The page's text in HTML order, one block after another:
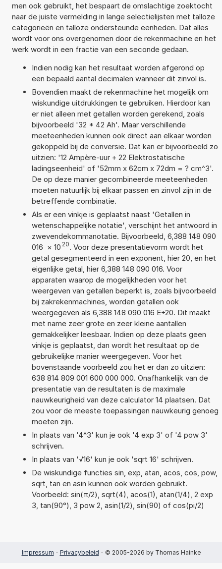
men ook gebruikt, het bespaart de omslachtige zoektocht
naar de juiste vermelding in lange selectielijsten met talloze
categorieën en talloze ondersteunde eenheden. Dat alles
wordt voor ons overgenomen door de rekenmachine en het
werk wordt in een fractie van een seconde gedaan.
Indien nodig kan het resultaat worden afgerond op
een bepaald aantal decimalen wanneer dit zinvol is.
Bovendien maakt de rekenmachine het mogelijk om
wiskundige uitdrukkingen te gebruiken. Hierdoor kan
er niet alleen met getallen worden gerekend, zoals
bijvoorbeeld '32 * 42 Ah'. Maar verschillende
meeteenheden kunnen ook direct aan elkaar worden
gekoppeld bij de conversie. Dat kan er bijvoorbeeld zo
uitzien: '12 Ampère-uur + 22 Elektrostatische
ladingseenheid' of '52mm x 62cm x 72dm = ? cm^3'.
De op deze manier gecombineerde meeteenheden
moeten natuurlijk bij elkaar passen en zinvol zijn in de
betreffende combinatie.
Als er een vinkje is geplaatst naast 'Getallen in
wetenschappelijke notatie', verschijnt het antwoord in
zwevendekommanotatie. Bijvoorbeeld, 6,388 148 090
016 × 10 20. Voor deze presentatievorm wordt het
getal gesegmenteerd in een exponent, hier 20, en het
eigenlijke getal, hier 6,388 148 090 016. Voor
apparaten waarop de mogelijkheden voor het
weergeven van getallen beperkt is, zoals bijvoorbeeld
bij zakrekenmachines, worden getallen ook
weergegeven als 6,388 148 090 016 E+20. Dit maakt
met name zeer grote en zeer kleine aantallen
gemakkelijker leesbaar. Indien op deze plaats geen
vinkje is geplaatst, dan wordt het resultaat op de
gebruikelijke manier weergegeven. Voor het
bovenstaande voorbeeld zou het er dan zo uitzien:
638 814 809 001 600 000 000. Onafhankelijk van de
presentatie van de resultaten is de maximale
nauwkeurigheid van deze calculator 14 plaatsen. Dat
zou voor de meeste toepassingen nauwkeurig genoeg
moeten zijn.
In plaats van '4^3' kun je ook '4 exp 3' of '4 pow 3'
schrijven.
In plaats van '√16' kun je ook 'sqrt 16' schrijven.
De wiskundige functies sin, exp, atan, acos, cos, pow,
sqrt, tan en asin kunnen ook worden gebruikt.
Voorbeeld: sin(π/2), sqrt(4), acos(1), atan(1/4), 2 exp
3, tan(90°), 3 pow 2, asin(1/2), sin(90) of cos(pi/2)
Impressum - Privacybeleid - © 2005-2026 by Thomas Hainke